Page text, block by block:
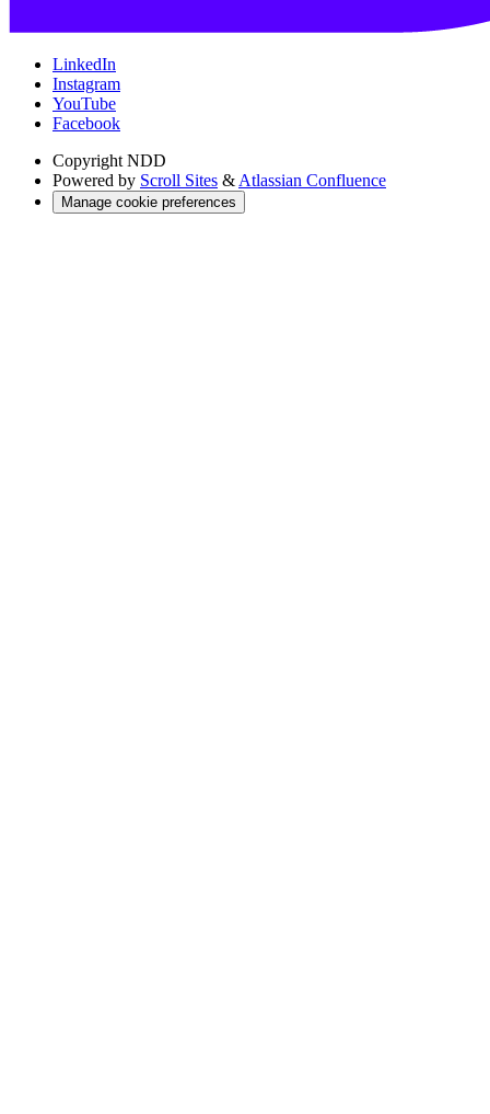
LinkedIn
Instagram
YouTube
Facebook
Copyright NDD
Powered by Scroll Sites & Atlassian Confluence
Manage cookie preferences